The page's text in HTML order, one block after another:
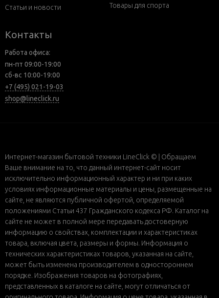
Статьи и новости
Товары для спорта
Контакты
Работа офиса:
пн-пт 09:00-19:00
сб-вс 10:00-19:00
+7 (495) 021-19-03
shop@lineclick.ru
Интернет-магазин бытовой техники LineClick © | Обращаем
Ваше внимание на то, что данный интернет-сайт носит
исключительно информационный характер и ни при каких
условиях информационные материалы и цены, размещенные на
сайте, не являются публичной офертой, определяемой
положениями Статьи 437 Гражданского кодекса РФ. Каталог на
сайте не может в полной мере передавать достоверную
информацию о свойствах, комплектации и характеристиках
товара, включая цвета, размеры и формы. Информация о
технических характеристиках товаров, указанная на сайте,
может быть изменена производителем в одностороннем
порядке. Изображения товаров на фотографиях,
представленных в каталоге на сайте, могут отличаться от